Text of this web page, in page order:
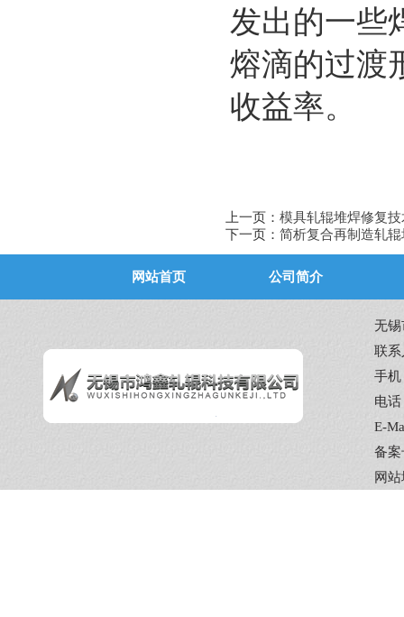
发出的一些
熔滴的过渡
收益率。
上一页： 模具轧辊堆焊修复技
下一页： 简析复合再制造轧
网站首页 公司简介
无锡
联系
手机
电话
E-
备案
网